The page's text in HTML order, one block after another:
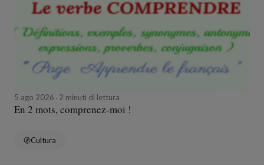
5 ago 2026 2 minuti di lettura
En 2 mots, comprenez-moi !
Cultura